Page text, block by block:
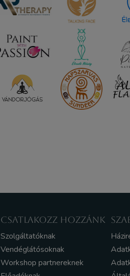
CSATLAKOZZ HOZZÁNK
Szolgáltatóknak
Vendéglátósoknak
Workshop partnereknek